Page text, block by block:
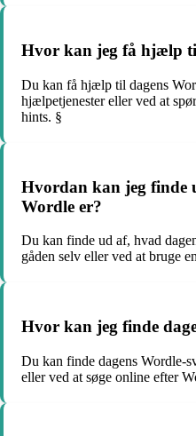
Hvor kan jeg få hjælp
Du kan få hjælp til dagens
hjælpetjenester eller ved at
hints. §
Hvordan kan jeg finde
Wordle er?
Du kan finde ud af, hvad
gåden selv eller ved at bruge
Hvor kan jeg finde
Du kan finde dagens Wordle-
eller ved at søge online efter